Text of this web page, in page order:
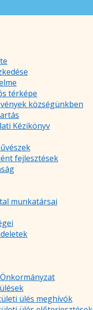
térképe
községünkben
Kézikönyv
fejlesztések
munkatársai
ülés meghívók